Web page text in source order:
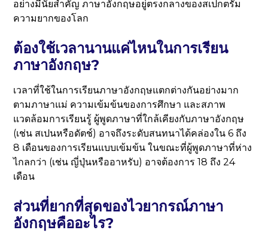
อย่างมีนัยสำคัญ ภาษาอังกฤษอยู่ตรงกลางของสเปกตรัม
ความยากของโลก
ต้องใช้เวลานานแค่ไหนในการเรียน
ภาษาอังกฤษ?
เวลาที่ใช้ในการเรียนภาษาอังกฤษแตกต่างกันอย่างมาก
ตามภาษาแม่ ความเข้มข้นของการศึกษา และสภาพ
แวดล้อมการเรียนรู้ ผู้พูดภาษาที่ใกล้เคียงกับภาษาอังกฤษ
(เช่น สเปนหรือดัตช์) อาจถึงระดับสนทนาได้คล่องใน 6 ถึง
8 เดือนของการเรียนแบบเข้มข้น ในขณะที่ผู้พูดภาษาที่ห่าง
ไกลกว่า (เช่น ญี่ปุ่นหรืออาหรับ) อาจต้องการ 18 ถึง 24
เดือน
ส่วนที่ยากที่สุดของไวยากรณ์ภาษา
อังกฤษคืออะไร?